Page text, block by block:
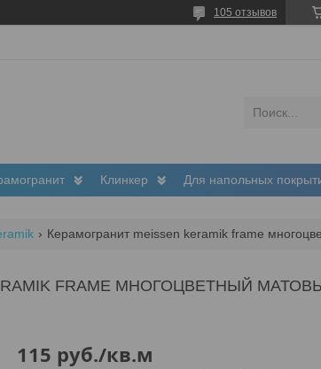
105 отзывов
Клинкер Для напольных
Керамогранит meissen keramik frame
FRAME МНОГОЦВЕТНЫЙ
115 руб./кв.м